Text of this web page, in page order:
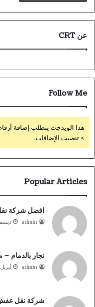
عن CRT
Follow Me
هذا الويدجت يتطلب إضافة
> تنصيب الإضافات.
Popular Articles
افضل شركة
admin ديسمبر 18,
نجار بالدمام –
admin أبريل 23, 2019
شركة نقل عفش